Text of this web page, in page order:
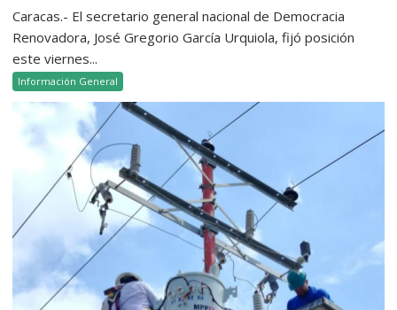
Caracas.- El secretario general nacional de Democracia
Renovadora, José Gregorio García Urquiola, fijó posición
este viernes...
Información General